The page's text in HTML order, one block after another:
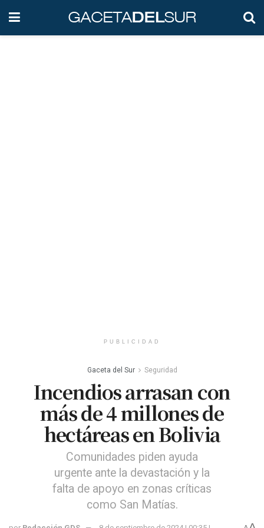
PUBLICIDAD
Gaceta del Sur Seguridad
Incendios arrasan con
más de 4 millones de
hectáreas en Bolivia
Comunidades piden ayuda
urgente ante la devastación y la
falta de apoyo en zonas críticas
como San Matías.